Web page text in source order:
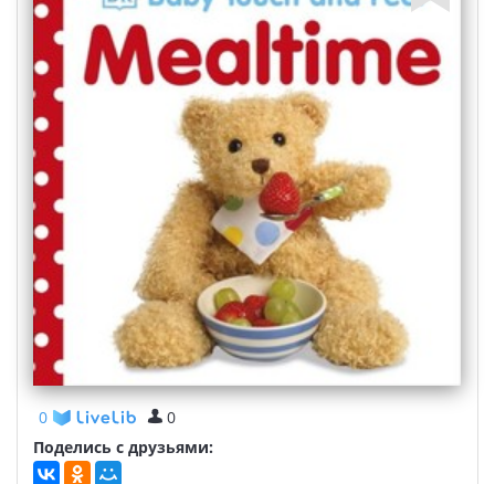
0
0
Поделись с друзьями: